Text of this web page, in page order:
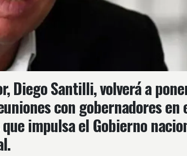
Diego Santilli, volverá a
con gobernadores en
impulsa el Gobierno